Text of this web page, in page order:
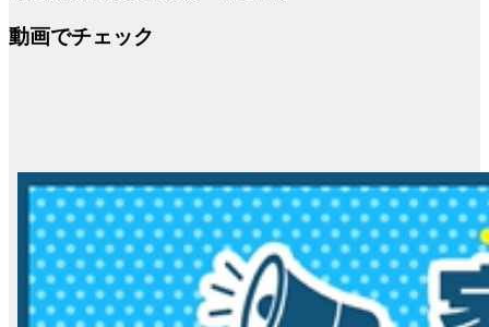
動画でチェック